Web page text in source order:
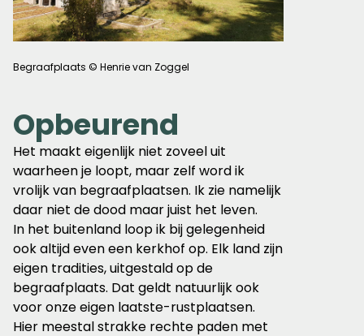
Begraafplaats © Henrie van Zoggel
Opbeurend
Het maakt eigenlijk niet zoveel uit
waarheen je loopt, maar zelf word ik
vrolijk van begraafplaatsen. Ik zie namelijk
daar niet de dood maar juist het leven.
In het buitenland loop ik bij gelegenheid
ook altijd even een kerkhof op. Elk land zijn
eigen tradities, uitgestald op de
begraafplaats. Dat geldt natuurlijk ook
voor onze eigen laatste-rustplaatsen.
Hier meestal strakke rechte paden met